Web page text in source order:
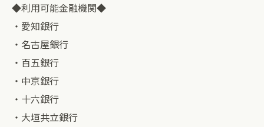
◆利用可能金融機関◆
・愛知銀行
・名古屋銀行
・百五銀行
・中京銀行
・十六銀行
・大垣共立銀行